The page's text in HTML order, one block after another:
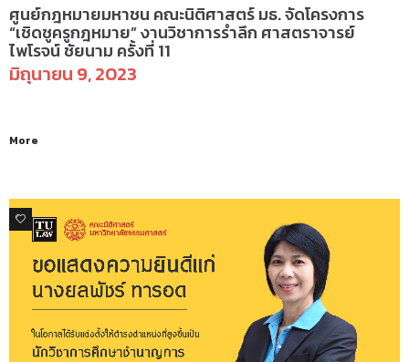
ศูนย์กฎหมายมหาชน คณะนิติศาสตร์ มธ. จัดโครงการ
“เชิดชูครูกฎหมาย” งานวิชาการรำลึก ศาสตราจารย์
ไพโรจน์ ชัยนาม ครั้งที่ 11
มิถุนายน 9, 2023
More
0